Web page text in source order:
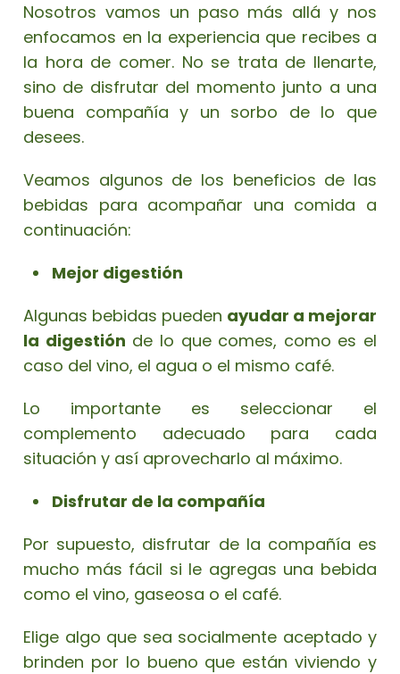
Nosotros vamos un paso más allá y nos
enfocamos en la experiencia que recibes a
la hora de comer. No se trata de llenarte,
sino de disfrutar del momento junto a una
buena compañía y un sorbo de lo que
desees.
Veamos algunos de los beneficios de las
bebidas para acompañar una comida a
continuación:
Mejor digestión
Algunas bebidas pueden ayudar a mejorar
la digestión de lo que comes, como es el
caso del vino, el agua o el mismo café.
Lo importante es seleccionar el
complemento adecuado para cada
situación y así aprovecharlo al máximo.
Disfrutar de la compañía
Por supuesto, disfrutar de la compañía es
mucho más fácil si le agregas una bebida
como el vino, gaseosa o el café.
Elige algo que sea socialmente aceptado y
brinden por lo bueno que están viviendo y